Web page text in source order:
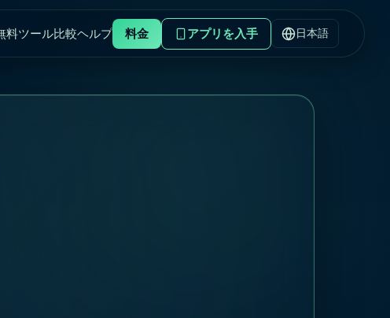
料ツール比較ヘルプ 料金 アプリを入手 日本語